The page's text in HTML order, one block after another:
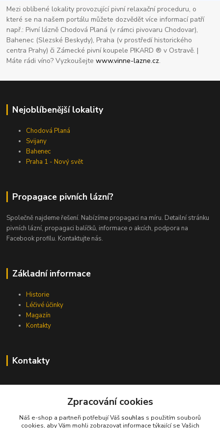
Mezi oblíbené lokality provozující pivní relaxační proceduru, o
které se na našem portálu můžete dozvědět více informací patří
např.: Pivní lázně Chodová Planá (v rámci pivovaru Chodovar),
Bahenec (Slezské Beskydy), Praha (v prostředí historického
centra Prahy) či Zámecké pivní koupele PIKARD ® v Ostravě. |
Máte rádi víno? Vyzkoušejtewww.vinne-lazne.cz.
Nejoblíbenější lokality
Chodová Planá
Svijany
Bahenec
Praha 1 - Nový svět
Propagace pivních lázní?
Společně najdeme řešení. Nabízíme propagaci na míru. Detailní stránku
pivních lázní, propagaci balíčků, informace o akcích, podpora na
Facebook profilu. Kontaktujte nás.
Základní informace
Historie
Léčivé účinky
Magazín
Kontakty
Kontakty
Zpracování cookies
Náš e-shop a partneři potřebují Váš souhlas s použitím souborů
cookies, aby Vám mohli zobrazovat informace týkající se Vašich